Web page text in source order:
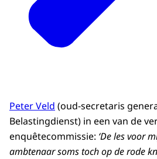
Peter Veld (oud-secretaris
Belastingdienst) in een van de
enquêtecommissie: ‘De les voor
ambtenaar soms toch op de rode